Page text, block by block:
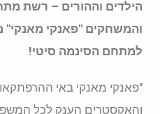
הילדים וההורים – רשת
והמשחקים "פאנקי
למתחם הסינמה סיטי!
"פאנקי מאנקי באי
והאקסטרים הענק לכל